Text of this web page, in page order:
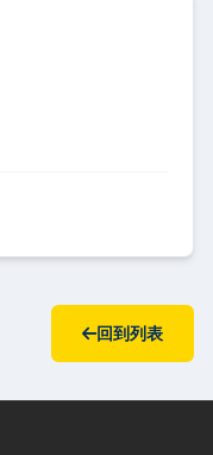
回到列表